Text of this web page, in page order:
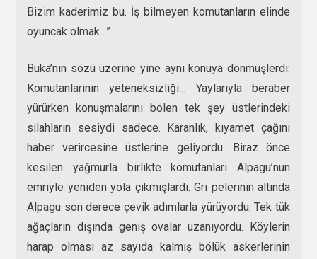
Bizim kaderimiz bu. İş bilmeyen komutanların elinde
oyuncak olmak…”
Buka’nın sözü üzerine yine aynı konuya dönmüşlerdi:
Komutanlarının yeteneksizliği… Yaylarıyla beraber
yürürken konuşmalarını bölen tek şey üstlerindeki
silahların sesiydi sadece. Karanlık, kıyamet çağını
haber verircesine üstlerine geliyordu. Biraz önce
kesilen yağmurla birlikte komutanları Alpagu’nun
emriyle yeniden yola çıkmışlardı. Gri pelerinin altında
Alpagu son derece çevik adımlarla yürüyordu. Tek tük
ağaçların dışında geniş ovalar uzanıyordu. Köylerin
harap olması az sayıda kalmış bölük askerlerinin